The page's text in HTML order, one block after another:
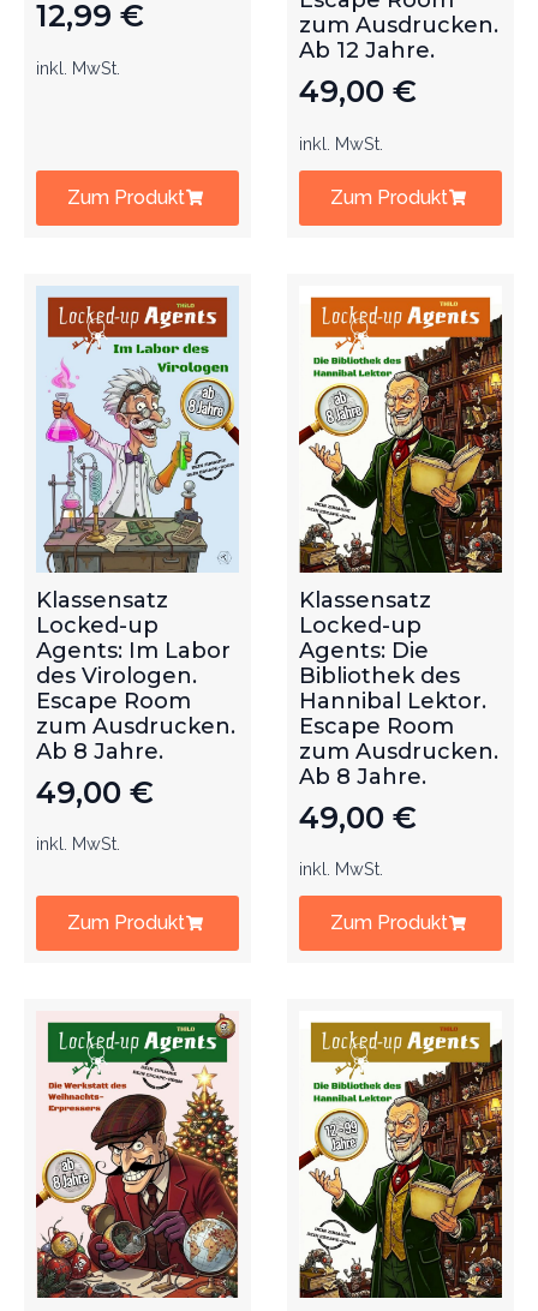
12,99 €
inkl. MwSt.
Zum Produkt
zum Ausdrucken.
Ab 12 Jahre.
49,00 €
inkl. MwSt.
Zum Produkt
Klassensatz
Locked-up
Agents: Im Labor
des Virologen.
Escape Room
zum Ausdrucken.
Ab 8 Jahre.
49,00 €
inkl. MwSt.
Zum Produkt
Klassensatz
Locked-up
Agents: Die
Bibliothek des
Hannibal Lektor.
Escape Room
zum Ausdrucken.
Ab 8 Jahre.
49,00 €
inkl. MwSt.
Zum Produkt